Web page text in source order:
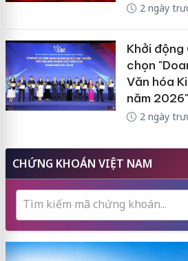
2 ngày
Khởi
chọn
Văn hóa
năm 2026"
2 ngày
CHỨNG KHOÁN VIỆT NAM
Tìm kiếm mã chứng khoán...